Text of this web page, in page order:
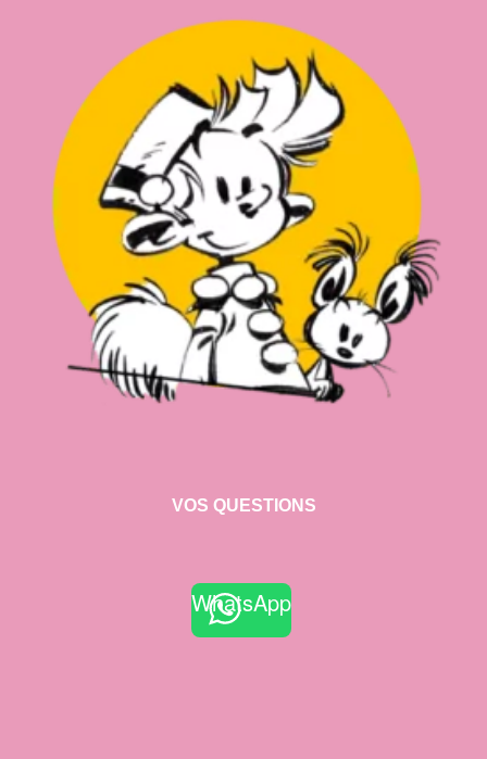
VOS QUESTIONS
WhatsApp